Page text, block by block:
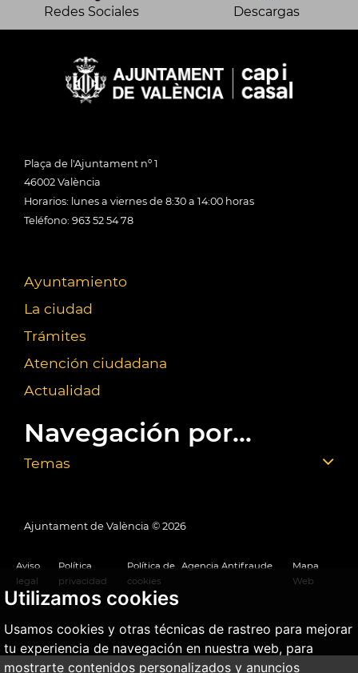
Utilizamos cookies
Usamos cookies y otras técnicas de rastreo para mejorar
tu experiencia de navegación en nuestra web, para
mostrarte contenidos personalizados y anuncios
Redes Sociales Descargas
Plaça de l'Ajuntament nº 1
46002 València
Horarios: lunes a viernes de 8:30 a 14:00 horas
Teléfono: 963 52 54 78
Ayuntamiento
La ciudad
Trámites
Atención ciudadana
Actualidad
Navegación por...
Temas
Ajuntament de València © 2026
Aviso
legal
Política
privacidad
Política de
cookies
Agencia Antifraude
Mapa
Web